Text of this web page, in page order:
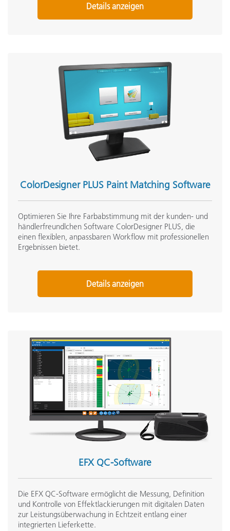
Details anzeigen
ColorDesigner PLUS Paint Matching Software
Optimieren Sie Ihre Farbabstimmung mit der kunden- und
händlerfreundlchen Software ColorDesigner PLUS, die
einen flexiblen, anpassbaren Workflow mit professionellen
Ergebnissen bietet.
Details anzeigen
EFX QC-Software
Die EFX QC-Software ermöglicht die Messung, Definition
und Kontrolle von Effektlackierungen mit digitalen Daten
zur Leistungsüberwachung in Echtzeit entlang einer
integrierten Lieferkette.